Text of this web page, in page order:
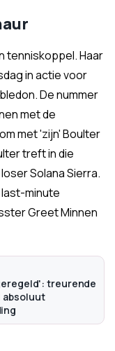
tenniskoppel. Haar
in actie voor
De nummer
met de
met 'zijn' Boulter
treft in die
Solana Sierra.
minute
Greet Minnen
treurende